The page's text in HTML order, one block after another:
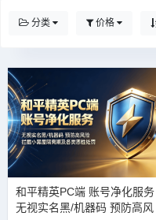
分类 价格
和平精英PC端 账号净化服务
无视实名黑/机器码 预防高风